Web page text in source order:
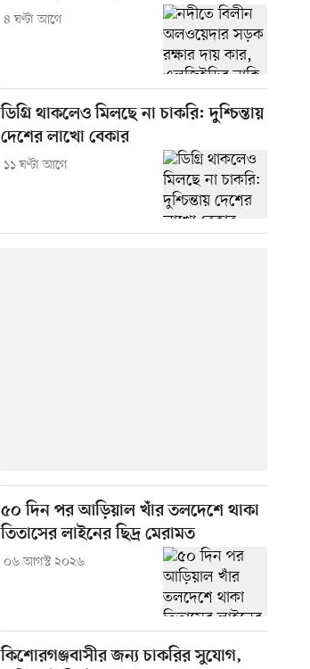
৪ ঘণ্টা আগে
ডিগ্রি থাকলেও মিলছে না চাকরি: দুশ্চিন্তায়
দেশের লাখো বেকার
১১ ঘণ্টা আগে
৫০ দিন পর আড়িয়াল খাঁর তলদেশে থাকা
তিতাসের লাইনের ছিদ্র মেরামত
০৬ আগস্ট ২০২৬
কিশোরগঞ্জবাসীর জন্য চাকরির সুযোগ,